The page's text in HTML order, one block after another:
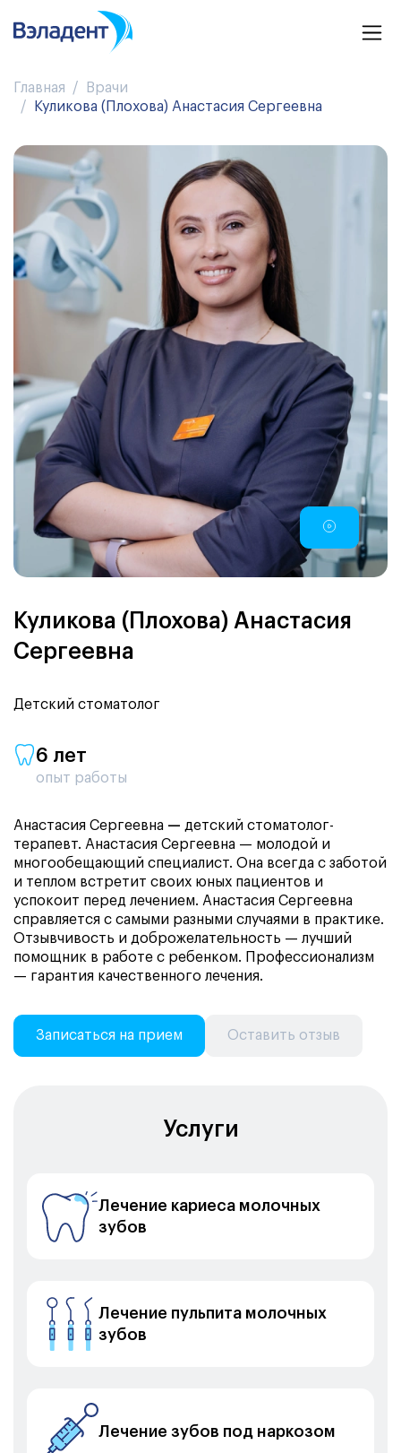
Главная
Врачи
Куликова (Плохова) Анастасия Сергеевна
Куликова (Плохова) Анастасия
Сергеевна
Детский стоматолог
6 лет
опыт работы
Анастасия Сергеевна — детский стоматолог-
терапевт. Анастасия Сергеевна — молодой и
многообещающий специалист. Она всегда с заботой
и теплом встретит своих юных пациентов и
успокоит перед лечением. Анастасия Сергеевна
справляется с самыми разными случаями в практике.
Отзывчивость и доброжелательность — лучший
помощник в работе с ребенком. Профессионализм
— гарантия качественного лечения.
Записаться на прием Оставить отзыв
Услуги
Лечение кариеса молочных
зубов
Лечение пульпита молочных
зубов
Лечение зубов под наркозом